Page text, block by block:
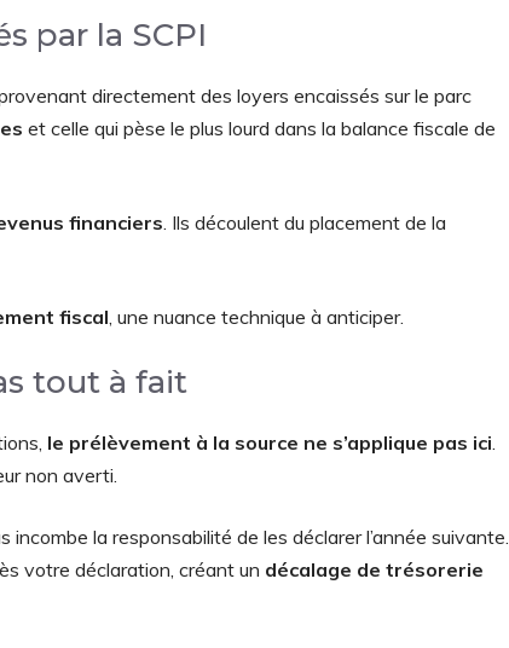
par la SCPI
directement des loyers encaissés sur le parc
et celle qui pèse le plus lourd dans la balance fiscale de
financiers. Ils découlent du placement de la
fiscal, une nuance technique à anticiper.
tout à fait
le prélèvement à la source ne s’applique pas ici.
non averti.
la responsabilité de les déclarer l’année suivante.
votre déclaration, créant un décalage de trésorerie